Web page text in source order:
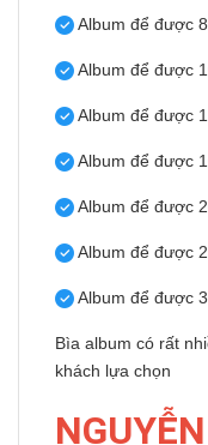
Album để được
Album để được
Album để được
Album để được
Album để được
Album để được
Album để được
Bìa album có rất
khách lựa chọn